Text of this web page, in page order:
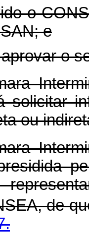
o
e
o
solicitar
ou
de